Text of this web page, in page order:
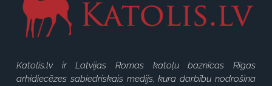
Katolis.lv ir Latvijas Romas katoļu baznīcas Rīgas
arhidiecēzes sabiedriskais medijs, kura darbību nodrošina